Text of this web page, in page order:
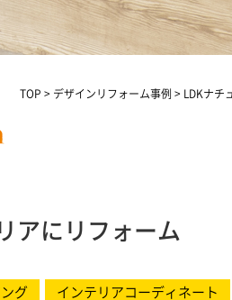
TOP > デザインリフォーム事例 > LDKナチ
アにリフォーム
グ インテリアコーディネート